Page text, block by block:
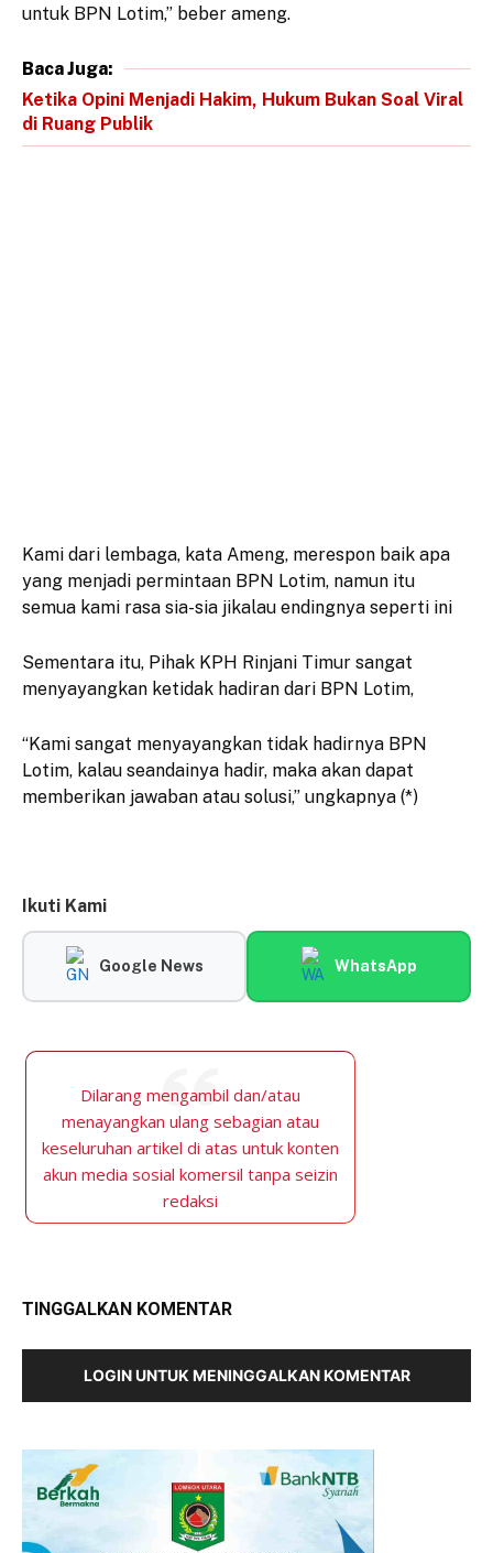
untuk BPN Lotim,” beber ameng.
Baca Juga:
Ketika Opini Menjadi Hakim, Hukum Bukan Soal Viral
di Ruang Publik
Kami dari lembaga, kata Ameng, merespon baik apa
yang menjadi permintaan BPN Lotim, namun itu
semua kami rasa sia-sia jikalau endingnya seperti ini
Sementara itu, Pihak KPH Rinjani Timur sangat
menyayangkan ketidak hadiran dari BPN Lotim,
“Kami sangat menyayangkan tidak hadirnya BPN
Lotim, kalau seandainya hadir, maka akan dapat
memberikan jawaban atau solusi,” ungkapnya (*)
Ikuti Kami
Google News WhatsApp
Dilarang mengambil dan/atau
menayangkan ulang sebagian atau
keseluruhan artikel di atas untuk konten
akun media sosial komersil tanpa seizin
redaksi
TINGGALKAN KOMENTAR
LOGIN UNTUK MENINGGALKAN KOMENTAR